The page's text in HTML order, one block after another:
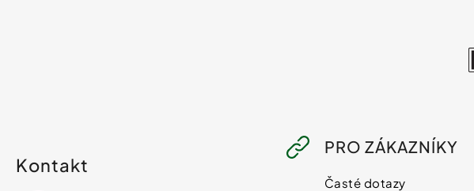
Kontakt
PRO ZÁKAZNÍKY
Časté dotazy